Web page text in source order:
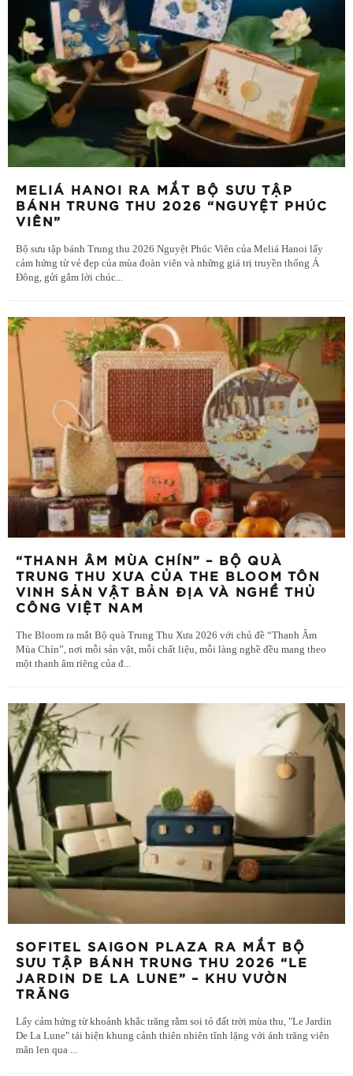
MELIÁ HANOI RA MẮT BỘ SƯU TẬP
BÁNH TRUNG THU 2026 “NGUYỆT PHÚC
VIÊN”
Bộ sưu tập bánh Trung thu 2026 Nguyệt Phúc Viên của Meliá Hanoi lấy
cảm hứng từ vẻ đẹp của mùa đoàn viên và những giá trị truyền thống Á
Đông, gửi gắm lời chúc...
“THANH ÂM MÙA CHÍN” – BỘ QUÀ
TRUNG THU XƯA CỦA THE BLOOM TÔN
VINH SẢN VẬT BẢN ĐỊA VÀ NGHỀ THỦ
CÔNG VIỆT NAM
The Bloom ra mắt Bộ quà Trung Thu Xưa 2026 với chủ đề “Thanh Âm
Mùa Chín”, nơi mỗi sản vật, mỗi chất liệu, mỗi làng nghề đều mang theo
một thanh âm riêng của đ...
SOFITEL SAIGON PLAZA RA MẮT BỘ
SƯU TẬP BÁNH TRUNG THU 2026 “LE
JARDIN DE LA LUNE” – KHU VƯỜN
TRĂNG
Lấy cảm hứng từ khoảnh khắc trăng rằm soi tỏ đất trời mùa thu, "Le Jardin
De La Lune" tái hiện khung cảnh thiên nhiên tĩnh lặng với ánh trăng viên
mãn len qua ...